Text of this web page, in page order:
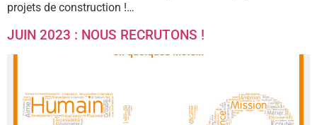
projets de construction !…
JUIN 2023 : NOUS RECRUTONS !